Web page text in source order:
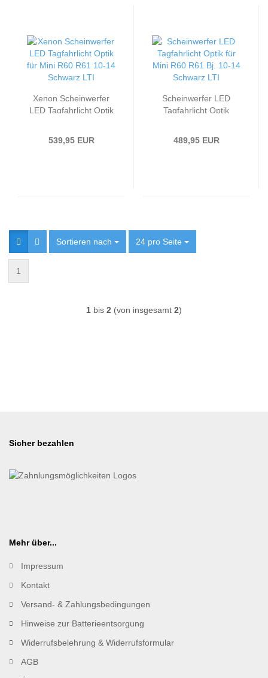
Xenon Scheinwerfer
LED Tagfahrlicht Optik
LTI
539,95 EUR
Scheinwerfer LED
Tagfahrlicht Optik
LTI
489,95 EUR
Sortieren nach
Sortieren nach 24 pro Seite
pro Seite
1
1 bis 2 (von insgesamt 2)
Sicher bezahlen
Mehr über...
Impressum
Kontakt
Versand- & Zahlungsbedingungen
Hinweise zur Batterieentsorgung
Widerrufsbelehrung & Widerrufsformular
AGB